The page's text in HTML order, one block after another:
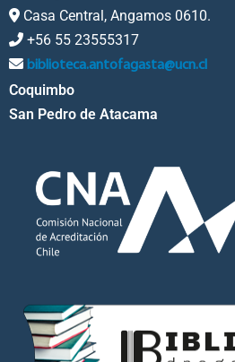
Casa Central, Angamos 0610.
+56 55 23555317
biblioteca.antofagasta@ucn.cl
Coquimbo
San Pedro de Atacama